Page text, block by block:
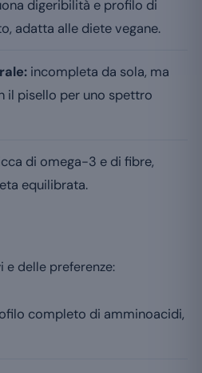
digeribilità e profilo di
adatta alle diete vegane.
incompleta da sola, ma
il pisello per uno spettro
di omega-3 e di fibre,
equilibrata.
delle preferenze:
completo di amminoacidi,